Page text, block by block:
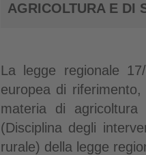
AGRICOLTURA E DI
La legge regionale
europea di riferimento,
materia di
(Disciplina degli
rurale) della legge